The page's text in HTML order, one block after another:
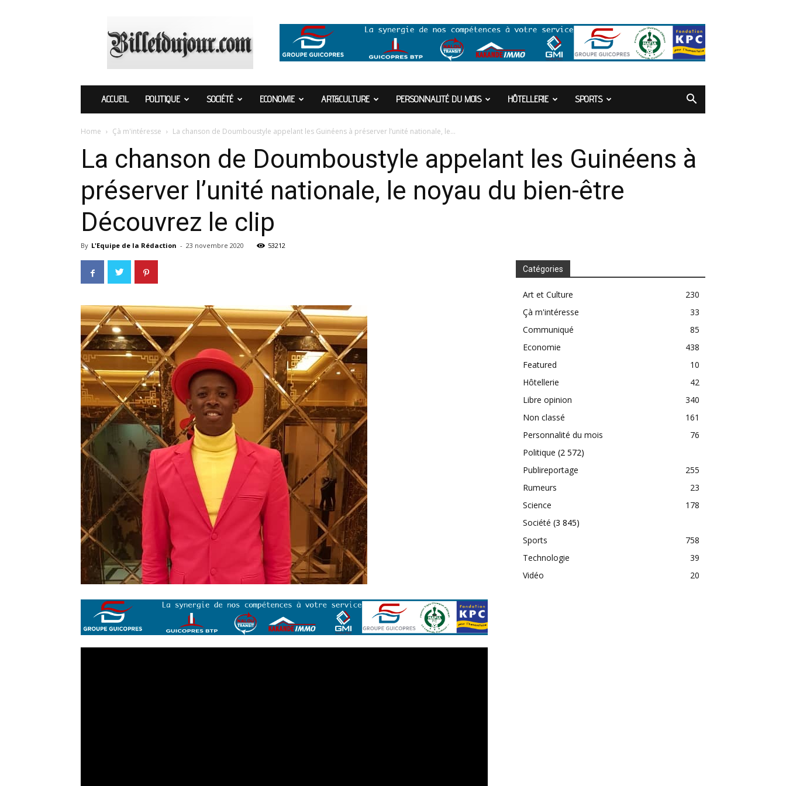
ACCUEIL POLITIQUE SOCIÉTÉ ECONOMIE ART&CULTURE PERSONNALITÉ DU MOIS HÔTELLERIE SPORTS
Home Çà m'intéresse La chanson de Doumboustyle appelant les Guinéens à préserver l’unité nationale, le...
La chanson de Doumboustyle appelant les Guinéens à
préserver l’unité nationale, le noyau du bien-être
Découvrez le clip
By L'Equipe de la Rédaction - 23 novembre 2020 53212
Catégories
Art et Culture
230
Çà m'intéresse
33
Communiqué
85
Economie
438
Featured
10
Hôtellerie
42
Libre opinion
340
Non classé
161
Personnalité du mois
76
Politique (2 572)
Publireportage
255
Rumeurs
23
Science
178
Société (3 845)
Sports
758
Technologie
39
Vidéo
20